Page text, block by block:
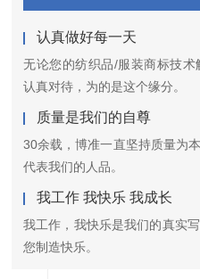
认真做好每一天
无论您的纺织品/服装商标技
认真对待，为的是这个缘分。
质量是我们的自尊
30余载，博准一直坚持质量为
代表我们的人品。
我工作 我快乐 我成长
我工作，我快乐是我们的真实
您制造快乐。